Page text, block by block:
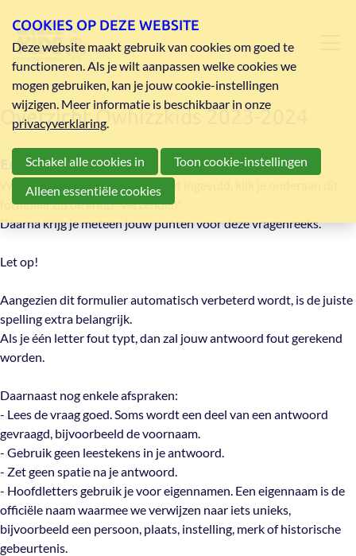
Overzicht Qwhizzkids 2023-2024
Enkele afspraken bij het invullen van de forms
Wanneer je alle antwoorden hebt ingevuld, klik je onderaan dit
formulier op de knop "verzenden".
Daarna krijg je meteen jouw punten voor deze vragenreeks.
Let op!
Aangezien dit formulier automatisch verbeterd wordt, is de juiste
spelling extra belangrijk.
Als je één letter fout typt, dan zal jouw antwoord fout gerekend
worden.
Daarnaast nog enkele afspraken:
- Lees de vraag goed. Soms wordt een deel van een antwoord
gevraagd, bijvoorbeeld de voornaam.
- Gebruik geen leestekens in je antwoord.
- Zet geen spatie na je antwoord.
- Hoofdletters gebruik je voor eigennamen. Een eigennaam is de
officiële naam waarmee we verwijzen naar iets unieks,
bijvoorbeeld een persoon, plaats, instelling, merk of historische
gebeurtenis.
COOKIES OP DEZE WEBSITE
Deze website maakt gebruik van cookies om goed te
functioneren. Als je wilt aanpassen welke cookies we
mogen gebruiken, kan je jouw cookie-instellingen
wijzigen. Meer informatie is beschikbaar in onze
privacyverklaring.
Schakel alle cookies in
Toon cookie-instellingen
Alleen essentiële cookies